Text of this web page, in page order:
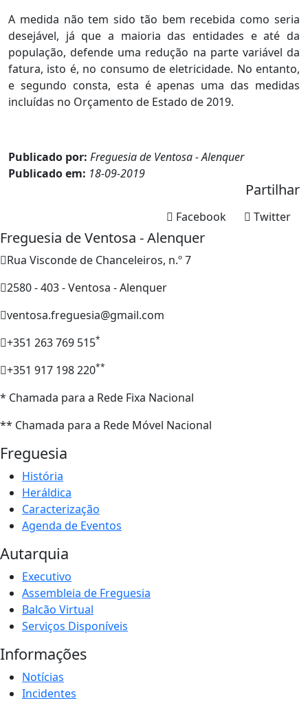
A medida não tem sido tão bem recebida como seria
desejável, já que a maioria das entidades e até da
população, defende uma redução na parte variável da
fatura, isto é, no consumo de eletricidade. No entanto,
e segundo consta, esta é apenas uma das medidas
incluídas no Orçamento de Estado de 2019.
Publicado por: Freguesia de Ventosa - Alenquer
Publicado em: 18-09-2019
Partilhar
Twitter
Facebook
Freguesia de Ventosa - Alenquer
Rua Visconde de Chanceleiros, n.º 7
2580 - 403 - Ventosa - Alenquer
ventosa.freguesia@gmail.com
+351 263 769 515*
+351 917 198 220**
* Chamada para a Rede Fixa Nacional
** Chamada para a Rede Móvel Nacional
Freguesia
História
Heráldica
Caracterização
Agenda de Eventos
Autarquia
Executivo
Assembleia de Freguesia
Balcão Virtual
Serviços Disponíveis
Informações
Notícias
Incidentes